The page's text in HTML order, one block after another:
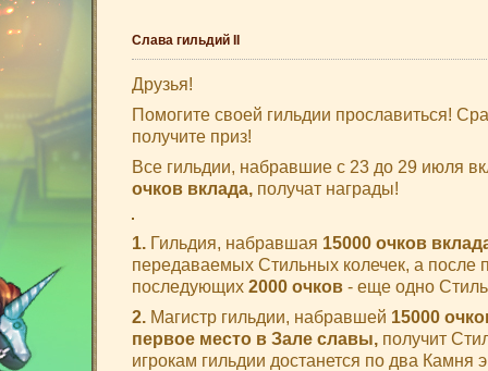
Слава гильдий II
Друзья!
Помогите своей гильдии прославиться!
получите приз!
Все гильдии, набравшие с 23 до 29 июля
очков вклада, получат награды!
1. Гильдия, набравшая 15000 очков
передаваемых Стильных колечек, а после
последующих 2000 очков - еще одно
2. Магистр гильдии, набравшей 15000
первое место в Зале славы, получит
игрокам гильдии достанется по два Камня